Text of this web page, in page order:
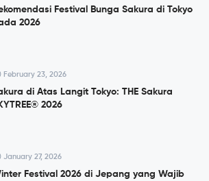
Festival Bunga Sakura di Tokyo
2026
February 23, 2026
di Atas Langit Tokyo: THE Sakura
2026
January 27, 2026
Festival 2026 di Jepang yang Wajib